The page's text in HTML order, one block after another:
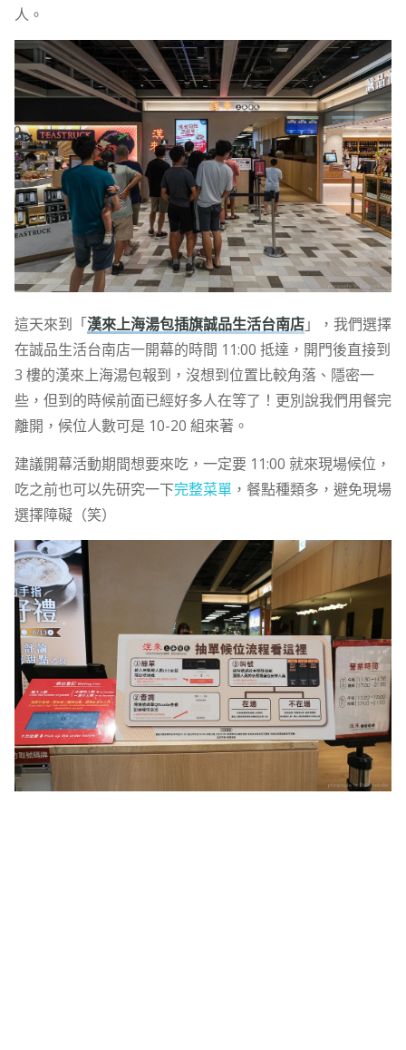
人。
這天來到「漢來上海湯包插旗誠品生活台南店」，我們選擇
在誠品生活台南店一開幕的時間 11:00 抵達，開門後直接到
3 樓的漢來上海湯包報到，沒想到位置比較角落、隱密一
些，但到的時候前面已經好多人在等了！更別說我們用餐完
離開，候位人數可是 10-20 組來著。
建議開幕活動期間想要來吃，一定要 11:00 就來現場候位，
吃之前也可以先研究一下完整菜單，餐點種類多，避免現場
選擇障礙（笑）